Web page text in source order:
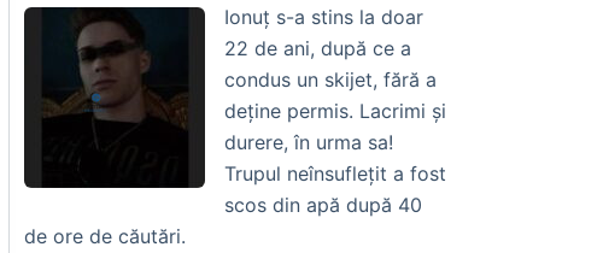
Ionuț s-a stins la doar
22 de ani, după ce a
condus un skijet, fără a
deține permis. Lacrimi și
durere, în urma sa!
Trupul neînsuflețit a fost
scos din apă după 40
de ore de căutări.